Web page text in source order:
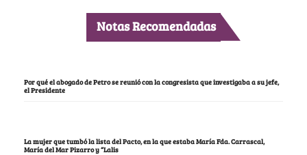
Notas Recomendadas
Por qué el abogado de Petro se reunió con la congresista que investigaba a su jefe,
el Presidente
La mujer que tumbó la lista del Pacto, en la que estaba María Fda. Carrascal,
María del Mar Pizarro y “Lalis